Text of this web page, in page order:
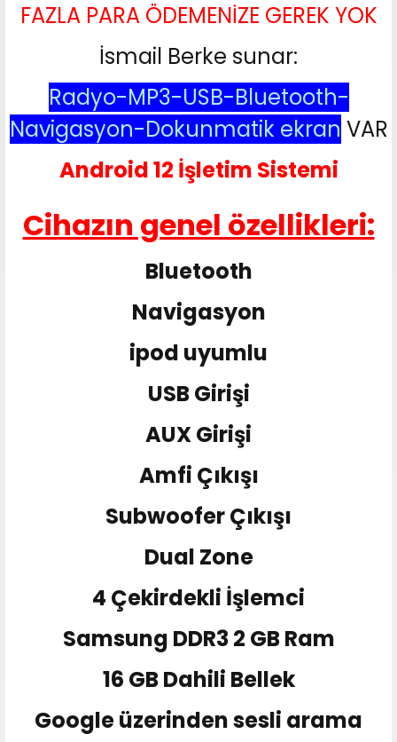
FAZLA PARA ÖDEMENİZE GEREK YOK
İsmail Berke sunar:
Radyo-MP3-USB-Bluetooth-
Navigasyon-Dokunmatik ekran VAR
Android 12 İşletim Sistemi
Cihazın genel özellikleri:
Bluetooth
Navigasyon
ipod uyumlu
USB Girişi
AUX Girişi
Amfi Çıkışı
Subwoofer Çıkışı
Dual Zone
4 Çekirdekli İşlemci
Samsung DDR3 2 GB Ram
16 GB Dahili Bellek
Google üzerinden sesli arama